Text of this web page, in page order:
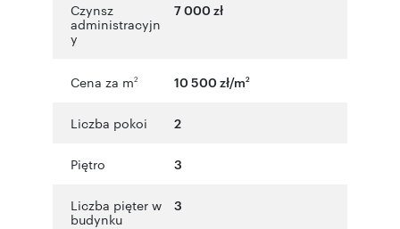
Czynsz
administracyjn
y
7 000 zł
Cena za m2 10 500 zł/m2
Liczba pokoi 2
Piętro 3
Liczba pięter w
budynku
3